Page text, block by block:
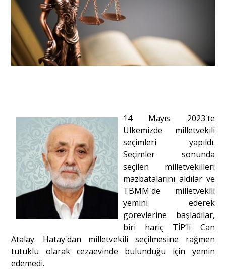
Ekonomi
Dünya
Yazı Dizisi
Portre
Yazarlar
14 Mayıs 2023'te
Ülkemizde milletvekili
seçimleri yapıldı.
Seçimler sonunda
seçilen milletvekilleri
mazbatalarını aldılar ve
TBMM'de milletvekili
yemini ederek
görevlerine başladılar,
biri hariç TİP’li Can
Atalay. Hatay'dan milletvekili seçilmesine rağmen
tutuklu olarak cezaevinde bulunduğu için yemin
edemedi.